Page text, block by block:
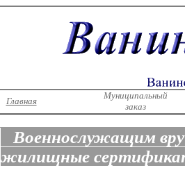
Главная
Муниципальный
заказ
Военнослужащим
жилищные